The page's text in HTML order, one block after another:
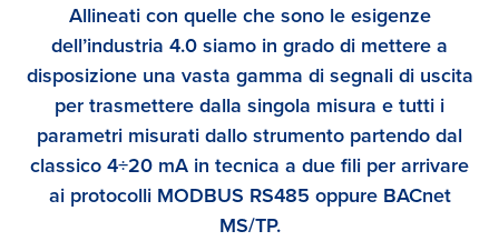
Allineati con quelle che sono le esigenze
dell’industria 4.0 siamo in grado di mettere a
disposizione una vasta gamma di segnali di uscita
per trasmettere dalla singola misura e tutti i
parametri misurati dallo strumento partendo dal
classico 4÷20 mA in tecnica a due fili per arrivare
ai protocolli MODBUS RS485 oppure BACnet
MS/TP.